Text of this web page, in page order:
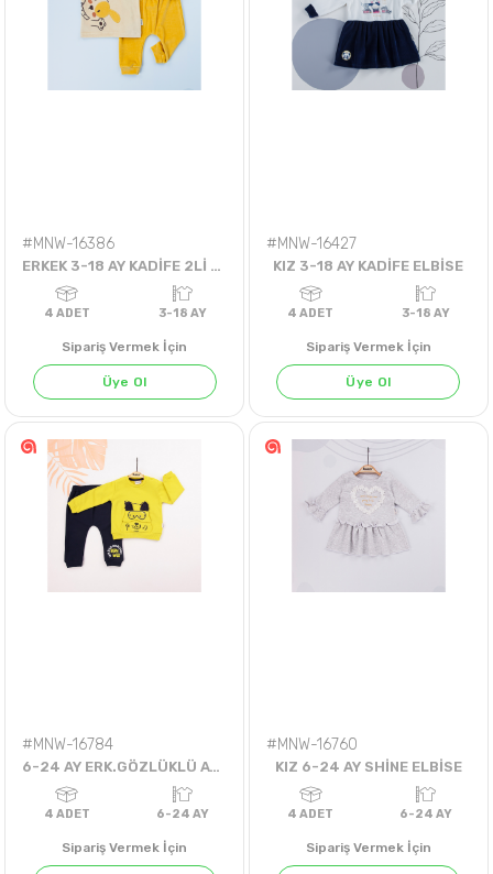
#MNW-16386
ERKEK 3-18 AY KADİFE 2Lİ TK.
ADET
Sipariş Vermek İçin
Üye Ol
#MNW-16427
KIZ 3-18 AY KADİFE ELBİSE
ADET
Sipariş Vermek İçin
Üye Ol
#MNW-16784
6-24 AY ERK.GÖZLÜKLÜ AYI TAKIM
Sipariş Vermek İçin
#MNW-16760
KIZ 6-24 AY SHİNE ELBİSE
Sipariş Vermek İçin